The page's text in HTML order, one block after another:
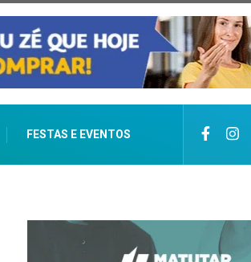
FESTAS E EVENTOS